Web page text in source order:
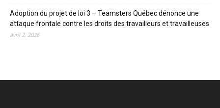
Adoption du projet de loi 3 – Teamsters Québec dénonce une
attaque frontale contre les droits des travailleurs et travailleuses
avril 2, 2026